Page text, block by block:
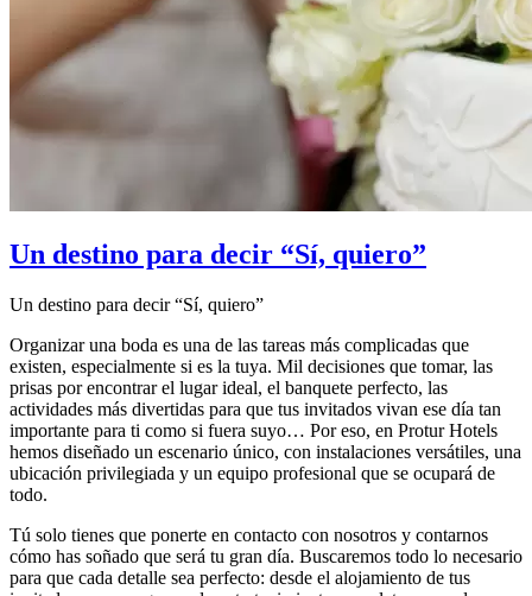
Un destino para decir “Sí, quiero”
Un destino para decir “Sí, quiero”
Organizar una boda es una de las tareas más complicadas que
existen, especialmente si es la tuya. Mil decisiones que tomar, las
prisas por encontrar el lugar ideal, el banquete perfecto, las
actividades más divertidas para que tus invitados vivan ese día tan
importante para ti como si fuera suyo… Por eso, en Protur Hotels
hemos diseñado un escenario único, con instalaciones versátiles, una
ubicación privilegiada y un equipo profesional que se ocupará de
todo.
Tú solo tienes que ponerte en contacto con nosotros y contarnos
cómo has soñado que será tu gran día. Buscaremos todo lo necesario
para que cada detalle sea perfecto: desde el alojamiento de tus